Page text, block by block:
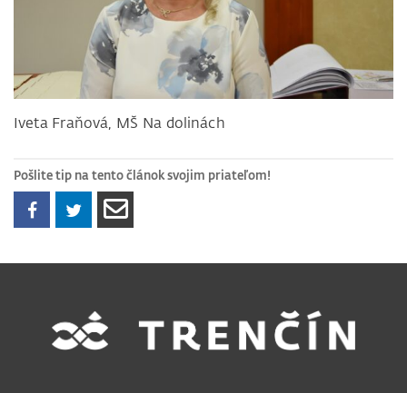
Iveta Fraňová, MŠ Na dolinách
Pošlite tip na tento článok svojim priateľom!